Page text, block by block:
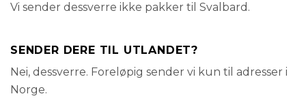
Vi sender dessverre ikke pakker til Svalbard.
SENDER DERE TIL UTLANDET?
Nei, dessverre. Foreløpig sender vi kun til adresser i
Norge.